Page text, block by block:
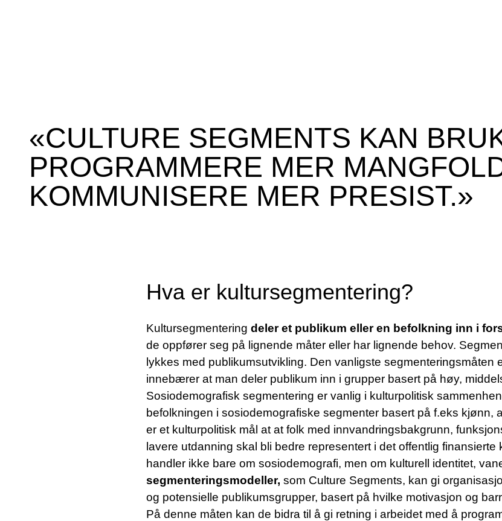
«CULTURE SEGMENTS KAN
PROGRAMMERE MER
KOMMUNISERE MER PRESIST.»
Hva er kultursegmentering?
Kultursegmentering deler et publikum eller en befolkning inn i
de oppfører seg på lignende måter eller har lignende behov.
lykkes med publikumsutvikling. Den vanligste segmenteringsmåten
innebærer at man deler publikum inn i grupper basert på høy,
Sosiodemografisk segmentering er vanlig i kulturpolitisk
befolkningen i sosiodemografiske segmenter basert på f.eks kjønn,
er et kulturpolitisk mål at at folk med innvandringsbakgrunn,
lavere utdanning skal bli bedre representert i det offentlig
handler ikke bare om sosiodemografi, men om kulturell identitet,
segmenteringsmodeller, som Culture Segments, kan gi
og potensielle publikumsgrupper, basert på hvilke motivasjon og
På denne måten kan de bidra til å gi retning i arbeidet med å